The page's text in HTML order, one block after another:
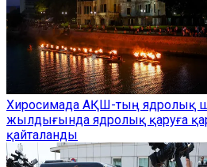
Хиросимада АҚШ-тың ядролық
жылдығында ядролық қаруға
қайталанды